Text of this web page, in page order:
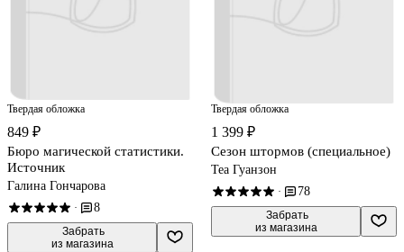
Твердая обложка
849 ₽
Бюро магической статистики.
Источник
Галина Гончарова
· 8
Забрать
из магазина
Твердая обложка
1 399 ₽
Сезон штормов (специальное)
Теа Гуанзон
· 78
Забрать
из магазина